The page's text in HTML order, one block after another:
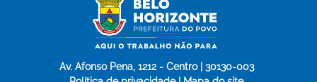
Av. Afonso Pena, 1212 - Centro | 30130-003